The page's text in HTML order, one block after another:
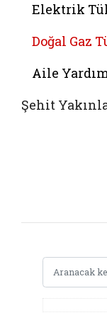
Elektrik
Doğal Gaz
Aile
Şehit